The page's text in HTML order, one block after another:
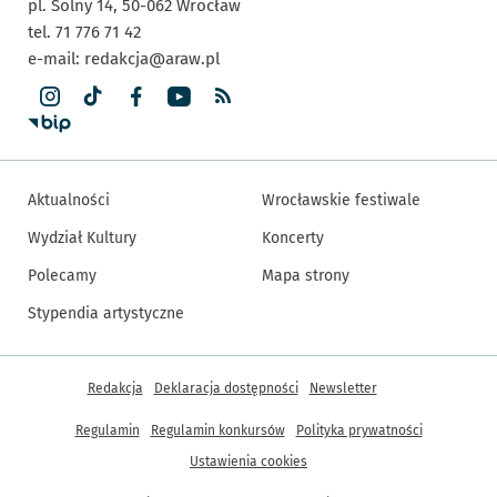
pl. Solny 14, 50-062 Wrocław
tel. 71 776 71 42
e-mail: redakcja@araw.pl
Aktualności
Wydział Kultury
Polecamy
Stypendia artystyczne
Wrocławskie festiwale
Koncerty
Mapa strony
Inne informacje
Redakcja Deklaracja dostępności Newsletter
Regulamin Regulamin konkursów
Polityka prywatności
Ustawienia cookies